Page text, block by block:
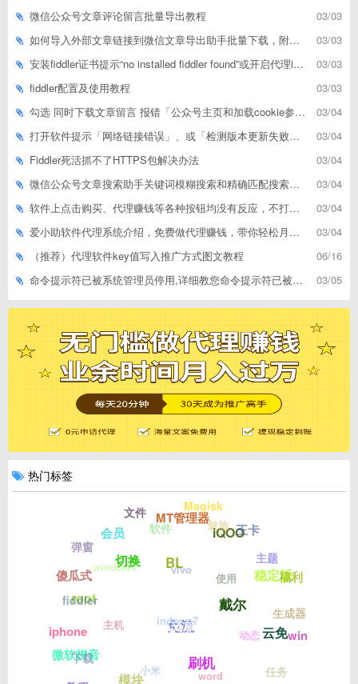
03/03
微信公众号文章评论留言批量导出教程
03/03
如何导入外部文章链接到微信文章导出助手批量下载，附上3种方式
03/03
安装fiddler证书提示“no installed fiddler found”或开启代理ip失败
03/03
fiddler配置及使用教程
03/04
勾选 同时下载文章留言 报错「公众号主页和加载cookie参数不能为空」
03/04
打开软件提示「网络链接错误」、或「检测版本更新失败」等网络问题解决方案
03/04
Fiddler死活抓不了HTTPS包解决办法
03/04
微信公众号文章搜索助手关键词模糊搜索和精确匹配搜索的区别
03/04
软件上点击购买、代理赚钱等各种按钮均没有反应，不打开相应网址怎么解决
03/04
爱小助软件代理系统介绍，免费做代理赚钱，带你轻松月收入过万
06/16
（推荐）代理软件key值写入推广方式图文教程
03/05
命令提示符已被系统管理员停用,详细教您命令提示符已被系统管理员停用怎么办
热门标签
免流
微信付费文章破解
模块
刷机
戴尔
BL
切换
root
微软拼音
云免
稳定版
iQOO
MT管理器
会员
傻瓜式
iphone win
福利
王卡
Magisk
文件
弹窗
fiddler
下载
任务
生成器
主题
魅族
软件
windows
主机
小米 word
动态
使用
vivo
indows7